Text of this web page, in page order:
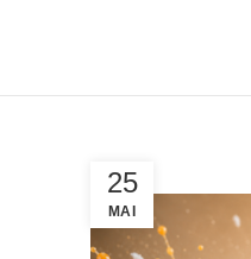
25
MAI